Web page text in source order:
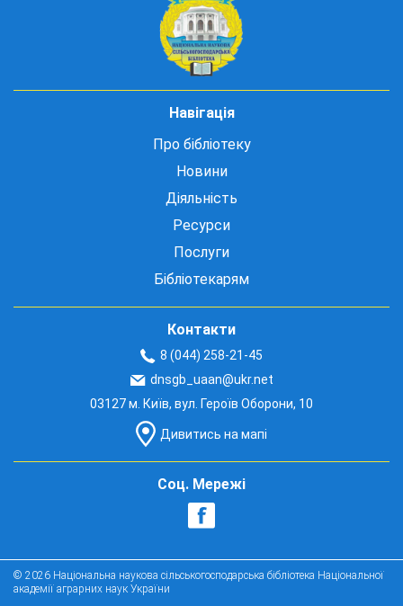
Навігація
Про бібліотеку
Новини
Діяльність
Ресурси
Послуги
Бібліотекарям
Контакти
8 (044) 258-21-45
dnsgb_uaan@ukr.net
03127 м. Київ, вул. Героїв Оборони, 10
Дивитись на мапі
Соц. Мережі
© 2026 Національна наукова сільськогосподарська бібліотека Національної
академії аграрних наук України